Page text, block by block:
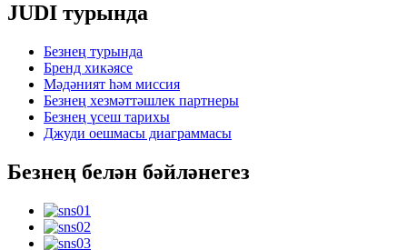
JUDI турында
Безнең турында
Бренд хикәясе
Мәдәният һәм миссия
Безнең хезмәттәшлек партнеры
Безнең үсеш тарихы
Джуди оешмасы диаграммасы
Безнең белән бәйләнегез